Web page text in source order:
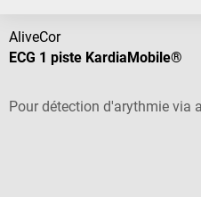
AliveCor
ECG 1 piste KardiaMobile®
Pour détection d'arythmie via